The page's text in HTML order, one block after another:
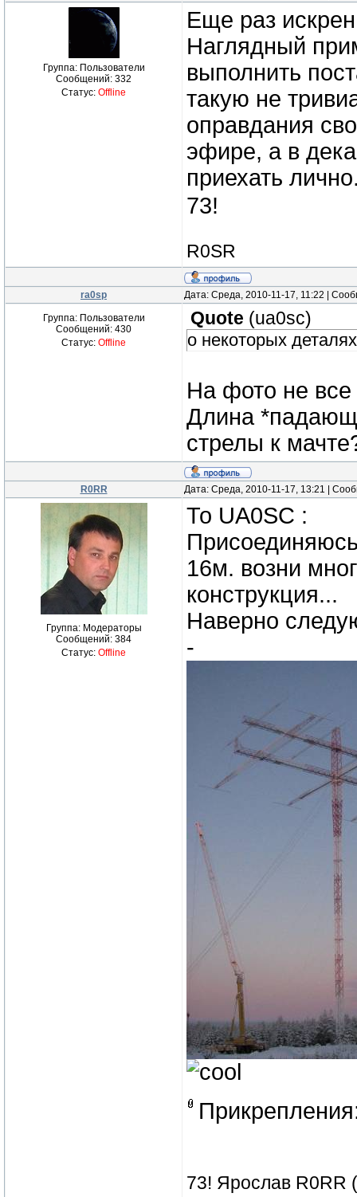
Группа: Пользователи
Сообщений: 332
Статус: Offline
Еще раз
Наглядный
выполнить
такую не
оправдания
эфире, а в
приехать
73!
R0SR
ra0sp Дата: Среда, 2010-11-17, 11:22 |
Группа: Пользователи
Сообщений: 430
Статус: Offline
Quote (ua0sc)
о некоторых деталях
На фото не все
Длина
стрелы к
R0RR Дата: Среда, 2010-11-17, 13:21 |
Группа: Модераторы
Сообщений: 384
Статус: Offline
То UA0SC :
16м. возни
конструкция...
Наверно
-
73! Ярослав R0RR